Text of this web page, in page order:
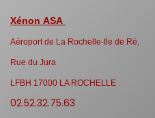
Xénon ASA
Aéroport de La Rochelle-Ile de Ré,
Rue du Jura
LFBH 17000 LA ROCHELLE
02.52.32.75.63